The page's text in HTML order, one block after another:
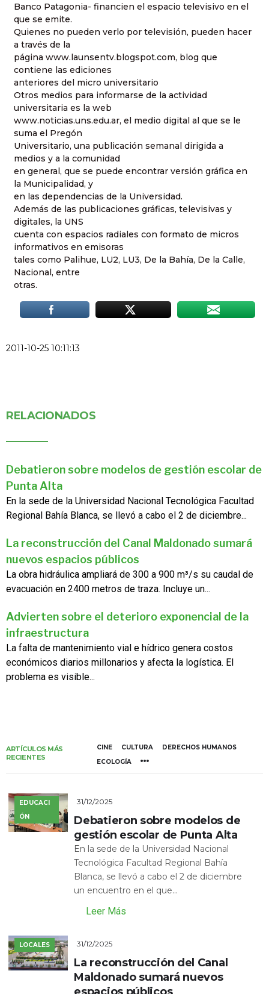
Banco Patagonia- financien el espacio televisivo en el
que se emite.
Quienes no pueden verlo por televisión, pueden hacer
a través de la
página www.launsentv.blogspot.com, blog que
contiene las ediciones
anteriores del micro universitario
Otros medios para informarse de la actividad
universitaria es la web
www.noticias.uns.edu.ar, el medio digital al que se le
suma el Pregón
Universitario, una publicación semanal dirigida a
medios y a la comunidad
en general, que se puede encontrar versión gráfica en
la Municipalidad, y
en las dependencias de la Universidad.
Además de las publicaciones gráficas, televisivas y
digitales, la UNS
cuenta con espacios radiales con formato de micros
informativos en emisoras
tales como Palihue, LU2, LU3, De la Bahía, De la Calle,
Nacional, entre
otras.
2011-10-25 10:11:13
RELACIONADOS
Debatieron sobre modelos de gestión escolar de
Punta Alta
En la sede de la Universidad Nacional Tecnológica Facultad
Regional Bahía Blanca, se llevó a cabo el 2 de diciembre...
La reconstrucción del Canal Maldonado sumará
nuevos espacios públicos
La obra hidráulica ampliará de 300 a 900 m³/s su caudal de
evacuación en 2400 metros de traza. Incluye un...
Advierten sobre el deterioro exponencial de la
infraestructura
La falta de mantenimiento vial e hídrico genera costos
económicos diarios millonarios y afecta la logística. El
problema es visible...
ARTÍCULOS MÁS
RECIENTES
CINE CULTURA
DERECHOS HUMANOS
ECOLOGÍA
EDUCACI
ÓN
31/12/2025
Debatieron sobre modelos de
gestión escolar de Punta Alta
En la sede de la Universidad Nacional
Tecnológica Facultad Regional Bahía
Blanca, se llevó a cabo el 2 de diciembre
un encuentro en el que...
Leer Más
LOCALES 31/12/2025
La reconstrucción del Canal
Maldonado sumará nuevos